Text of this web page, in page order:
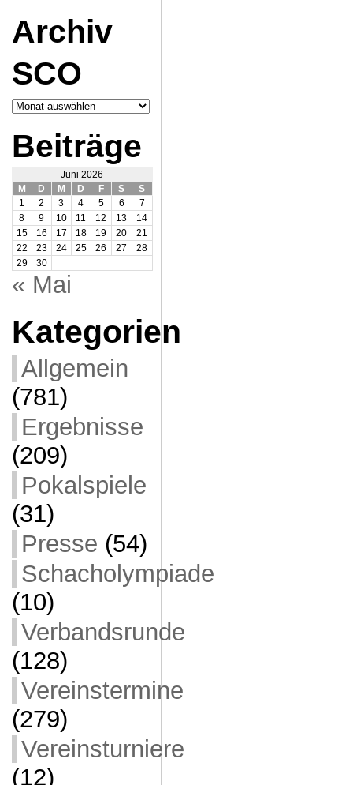
Archiv
SCO
Archiv
SCO
Beiträge
Juni 2026
M
D M D F S
S
1
2 3 4 5 6
7
8
9 10 11 12 13
14
15
16 17 18 19 20
21
22
23 24 25 26 27
28
29
30
« Mai
Kategorien
Allgemein
(781)
Ergebnisse
(209)
Pokalspiele
(31)
Presse (54)
Schacholympiade
(10)
Verbandsrunde
(128)
Vereinstermine
(279)
Vereinsturniere
(12)